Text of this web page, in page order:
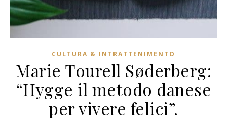
CULTURA & INTRATTENIMENTO
Marie Tourell Søderberg:
“Hygge il metodo danese
per vivere felici”.